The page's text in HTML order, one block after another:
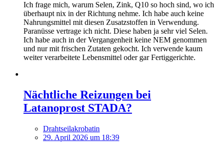
Ich frage mich, warum Selen, Zink, Q10 so hoch sind, wo ich
überhaupt nix in der Richtung nehme. Ich habe auch keine
Nahrungsmittel mit diesen Zusatzstoffen in Verwendung.
Paranüsse vertrage ich nicht. Diese haben ja sehr viel Selen.
Ich habe auch in der Vergangenheit keine NEM genommen
und nur mit frischen Zutaten gekocht. Ich verwende kaum
weiter verarbeitete Lebensmittel oder gar Fertiggerichte.
Nächtliche Reizungen bei
Latanoprost STADA?
Drahtseilakrobatin
29. April 2026 um 18:39